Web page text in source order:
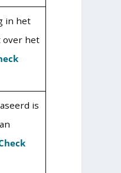
in het
over het
is